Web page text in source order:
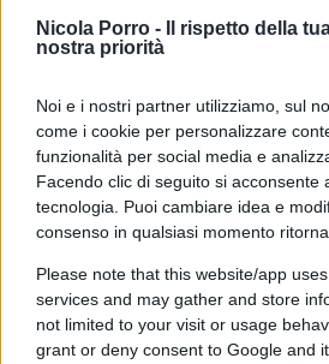
Nicola Porro -
Il rispetto della
nostra priorità
Noi e i nostri partner utilizziamo, sul
come i cookie per personalizzare
funzionalità per social media e
Facendo clic di seguito si acconsente
tecnologia. Puoi cambiare idea e
consenso in qualsiasi momento
Please note that this website/app
services and may gather and store
not limited to your visit or usage
grant or deny consent to Google and
bruciano come i cani che
una delle registrazioni.
La Bolivia è il terzo
mondo, dietro a Colombia e
fa, il governo ha effettuato
che stavano andando in Cile
da lì ai Paesi Bassi.